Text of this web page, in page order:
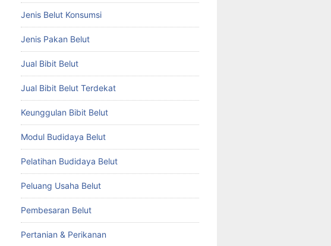
Jenis Belut Konsumsi
Jenis Pakan Belut
Jual Bibit Belut
Jual Bibit Belut Terdekat
Keunggulan Bibit Belut
Modul Budidaya Belut
Pelatihan Budidaya Belut
Peluang Usaha Belut
Pembesaran Belut
Pertanian & Perikanan